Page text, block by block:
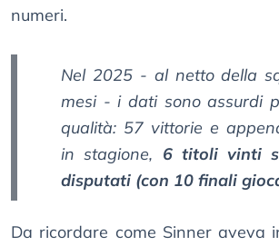
numeri.
Nel 2025 - al netto della
mesi - i dati sono assurdi
qualità: 57 vittorie e
in stagione, 6 titoli vinti
disputati (con 10 finali
Da ricordare come Sinner aveva